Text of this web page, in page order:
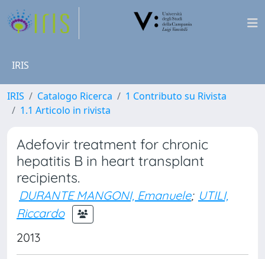
IRIS
IRIS Catalogo Ricerca
1 Contributo su Rivista
1.1 Articolo in rivista
Adefovir treatment for chronic
hepatitis B in heart transplant
recipients.
DURANTE MANGONI, Emanuele; UTILI,
Riccardo
2013